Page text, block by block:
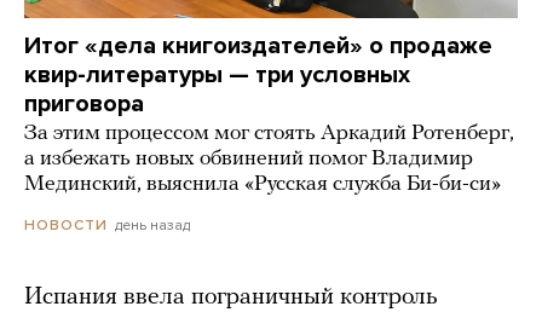
Итог «дела книгоиздателей» о продаже
квир-литературы — три условных
приговора
За этим процессом мог стоять Аркадий Ротенберг,
а избежать новых обвинений помог Владимир
Мединский, выяснила «Русская служба Би-би-си»
НОВОСТИ день назад
Испания ввела пограничный контроль